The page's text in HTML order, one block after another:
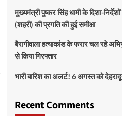
मुख्यमंत्री पुष्कर सिंह धामी के दिशा-
(शहरी) की प्रगति की हुई समीक्षा
बैरागीवाला हत्याकांड के फरार चल रहे
से किया गिरफ्तार
भारी बारिश का अलर्ट! 6 अगस्त को
Recent Comments